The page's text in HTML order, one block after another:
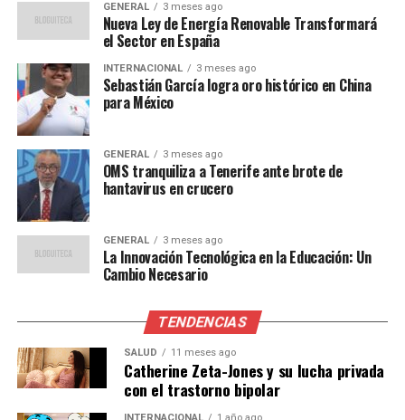
Expertos en energía advierten que la situación actual
podría ser una de las peores crisis energéticas desde la
década de 1970. “Estamos viendo un escenario donde la
dependencia energética y las tensiones políticas están
creando una tormenta perfecta”, señala el analista de
energía, Miguel Hernández.
“La crisis actual es un
recordatorio de la
necesidad de diversificar
nuestras fuentes de
energía y reforzar la
infraestructura para
energías renovables”,
añade Hernández.
GENERAL 3 meses ago
Nueva Ley de Energía Renovable Transformará
el Sector en España
INTERNACIONAL 3 meses ago
Sebastián García logra oro histórico en China
para México
GENERAL 3 meses ago
OMS tranquiliza a Tenerife ante brote de
hantavirus en crucero
GENERAL 3 meses ago
La Innovación Tecnológica en la Educación: Un
Cambio Necesario
TENDENCIAS
SALUD 11 meses ago
Catherine Zeta-Jones y su lucha privada
con el trastorno bipolar